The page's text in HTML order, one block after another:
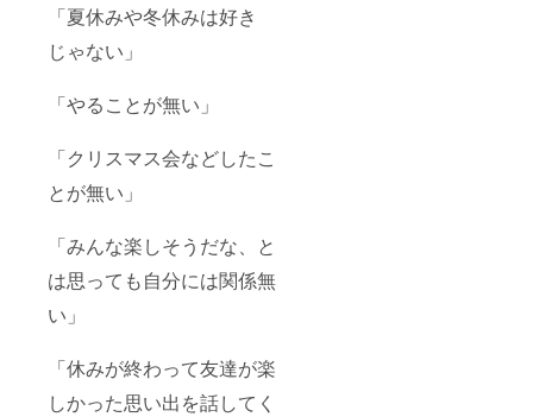
「夏休みや冬休みは好き
じゃない」
「やることが無い」
「クリスマス会などしたこ
とが無い」
「みんな楽しそうだな、と
は思っても自分には関係無
い」
「休みが終わって友達が楽
しかった思い出を話してく